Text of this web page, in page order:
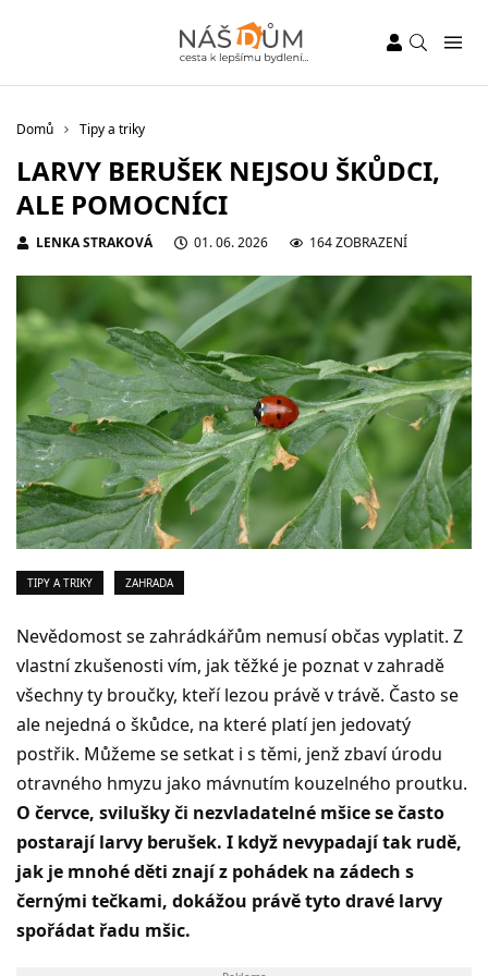
Domů Tipy a triky
LARVY BERUŠEK NEJSOU ŠKŮDCI,
ALE POMOCNÍCI
LENKA STRAKOVÁ 01. 06. 2026 164 ZOBRAZENÍ
TIPY A TRIKY ZAHRADA
Nevědomost se zahrádkářům nemusí občas vyplatit. Z
vlastní zkušenosti vím, jak těžké je poznat v zahradě
všechny ty broučky, kteří lezou právě v trávě. Často se
ale nejedná o škůdce, na které platí jen jedovatý
postřik. Můžeme se setkat i s těmi, jenž zbaví úrodu
otravného hmyzu jako mávnutím kouzelného proutku.
O červce, svilušky či nezvladatelné mšice se často
postarají larvy berušek. I když nevypadají tak rudě,
jak je mnohé děti znají z pohádek na zádech s
černými tečkami, dokážou právě tyto dravé larvy
spořádat řadu mšic.